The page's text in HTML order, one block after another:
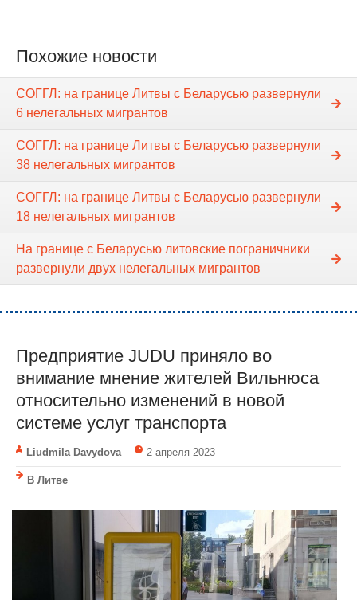
Похожие новости
СОГГЛ: на границе Литвы с Беларусью развернули
6 нелегальных мигрантов
СОГГЛ: на границе Литвы с Беларусью развернули
38 нелегальных мигрантов
СОГГЛ: на границе Литвы с Беларусью развернули
18 нелегальных мигрантов
На границе с Беларусью литовские пограничники
развернули двух нелегальных мигрантов
Предприятие JUDU приняло во
внимание мнение жителей Вильнюса
относительно изменений в новой
системе услуг транспорта
Liudmila Davydova 2 апреля 2023
В Литве